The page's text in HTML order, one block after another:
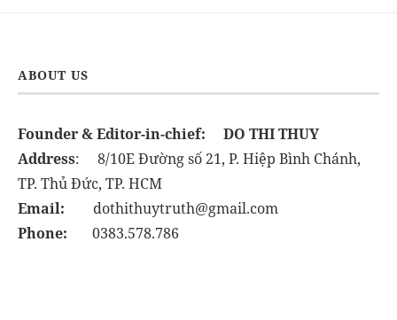
ABOUT US
Founder & Editor-in-chief:
DO THI THUY
Address: 8/10E Đường số 21, P. Hiệp Bình Chánh,
TP. Thủ Đức, TP. HCM
Email: dothithuytruth@gmail.com
Phone: 0383.578.786